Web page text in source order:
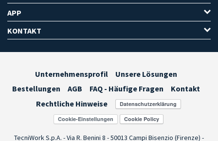
APP
KONTAKT
Unternehmensprofil
Unsere Lösungen
Bestellungen
AGB FAQ - Häufige Fragen
Kontakt
Rechtliche Hinweise
Cookie-Einstellungen
TecniWork S.p.A. - Via R. Benini 8 - 50013 Campi Bisenzio (Firenze) -